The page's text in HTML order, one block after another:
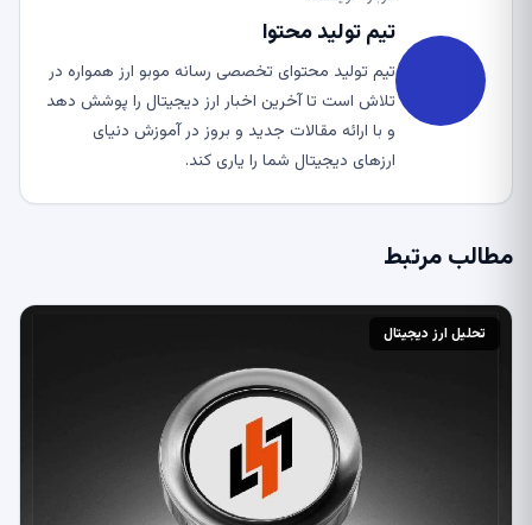
تیم تولید محتوا
تیم تولید محتوای تخصصی رسانه موبو ارز همواره در
تلاش است تا آخرین اخبار ارز دیجیتال را پوشش دهد
و با ارائه مقالات جدید و بروز در آموزش دنیای
ارزهای دیجیتال شما را یاری کند.
مرتبط
تحلیل ارز دیجیتال